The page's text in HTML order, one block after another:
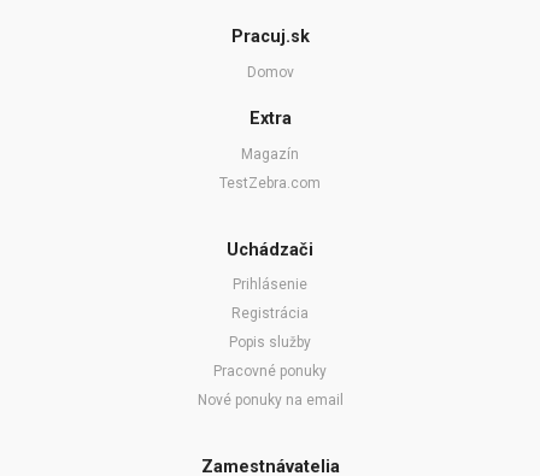
Pracuj.sk
Domov
Extra
Magazín
TestZebra.com
Uchádzači
Prihlásenie
Registrácia
Popis služby
Pracovné ponuky
Nové ponuky na email
Zamestnávatelia